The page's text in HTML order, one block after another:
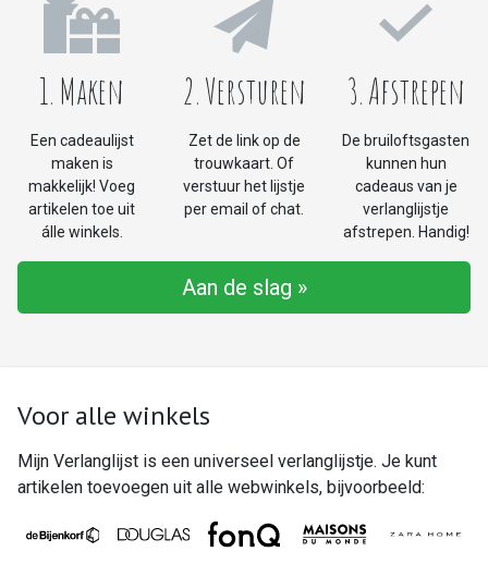
1. Maken
Een cadeaulijst
maken is
makkelijk! Voeg
artikelen toe uit
álle winkels.
2. Versturen
Zet de link op de
trouwkaart. Of
verstuur het lijstje
per email of chat.
3. Afstrepen
De bruiloftsgasten
kunnen hun
cadeaus van je
verlanglijstje
afstrepen. Handig!
Aan de slag »
Voor alle winkels
Mijn Verlanglijst is een universeel verlanglijstje. Je kunt
artikelen toevoegen uit alle webwinkels, bijvoorbeeld: